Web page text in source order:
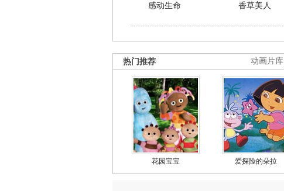
感动生命 香草美人
动画片库
热门推荐
花园宝宝 爱探险的朵拉